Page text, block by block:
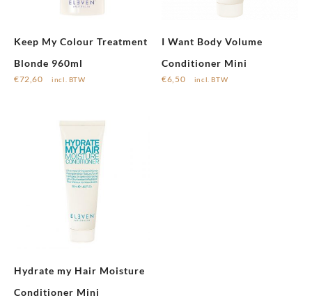
Keep My Colour Treatment
Blonde 960ml
€72,60 incl. BTW
I Want Body Volume
Conditioner Mini
€6,50 incl. BTW
Hydrate my Hair Moisture
Conditioner Mini